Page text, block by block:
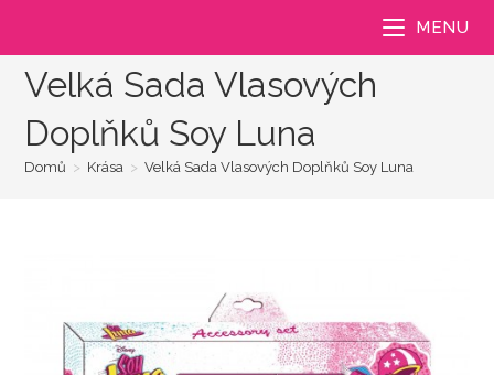
MENU
Velká Sada Vlasových
Doplňků Soy Luna
Domů > Krása > Velká Sada Vlasových Doplňků Soy Luna